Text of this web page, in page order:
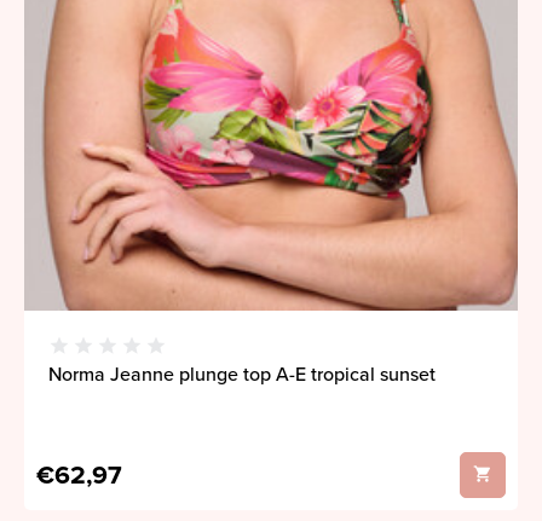
Norma Jeanne plunge top A-E tropical sunset
€62,97